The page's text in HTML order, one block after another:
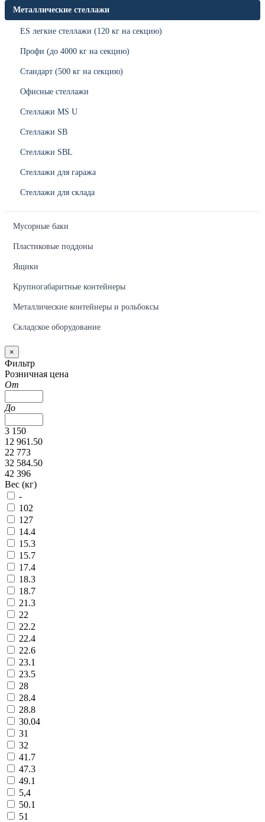
Металлические стеллажи
ES легкие стеллажи (120 кг на секцию)
Профи (до 4000 кг на секцию)
Стандарт (500 кг на секцию)
Офисные стеллажи
Стеллажи MS U
Стеллажи SB
Стеллажи SBL
Стеллажи для гаража
Стеллажи для склада
Мусорные баки
Пластиковые поддоны
Ящики
Крупногабаритные контейнеры
Металлические контейнеры и рольбоксы
Складское оборудование
×
Фильтр
Розничная цена
От
До
3 150
12 961.50
22 773
32 584.50
42 396
Вес (кг)
-
102
127
14.4
15.3
15.7
17.4
18.3
18.7
21.3
22
22.2
22.4
22.6
23.1
23.5
28
28.4
28.8
30.04
31
32
41.7
47.3
49.1
5,4
50.1
51